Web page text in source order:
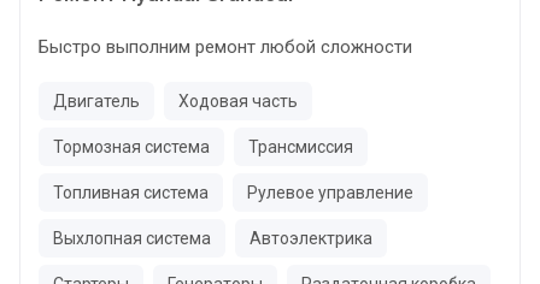
Быстро выполним ремонт любой сложности
Двигатель Ходовая часть
Тормозная система Трансмиссия
Топливная система Рулевое управление
Выхлопная система Автоэлектрика